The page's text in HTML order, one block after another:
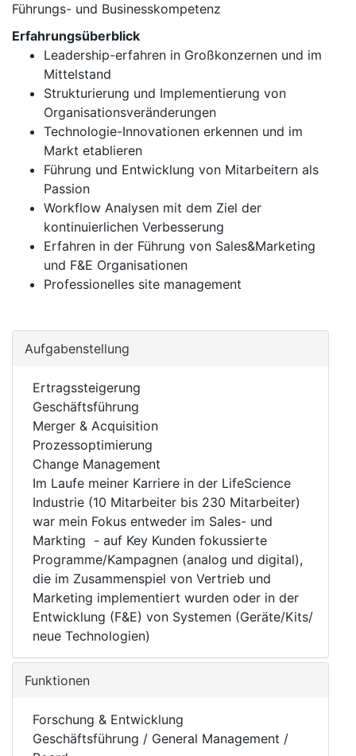
Führungs- und Businesskompetenz
Erfahrungsüberblick
Leadership-erfahren in Großkonzernen und im
Mittelstand
Strukturierung und Implementierung von
Organisationsveränderungen
Technologie-Innovationen erkennen und im
Markt etablieren
Führung und Entwicklung von Mitarbeitern als
Passion
Workflow Analysen mit dem Ziel der
kontinuierlichen Verbesserung
Erfahren in der Führung von Sales&Marketing
und F&E Organisationen
Professionelles site management
Aufgabenstellung
Ertragssteigerung
Geschäftsführung
Merger & Acquisition
Prozessoptimierung
Change Management
Im Laufe meiner Karriere in der LifeScience
Industrie (10 Mitarbeiter bis 230 Mitarbeiter)
war mein Fokus entweder im Sales- und
Markting - auf Key Kunden fokussierte
Programme/Kampagnen (analog und digital),
die im Zusammenspiel von Vertrieb und
Marketing implementiert wurden oder in der
Entwicklung (F&E) von Systemen (Geräte/Kits/
neue Technologien)
Funktionen
Forschung & Entwicklung
Geschäftsführung / General Management /